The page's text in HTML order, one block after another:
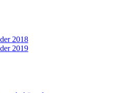
2018
2019